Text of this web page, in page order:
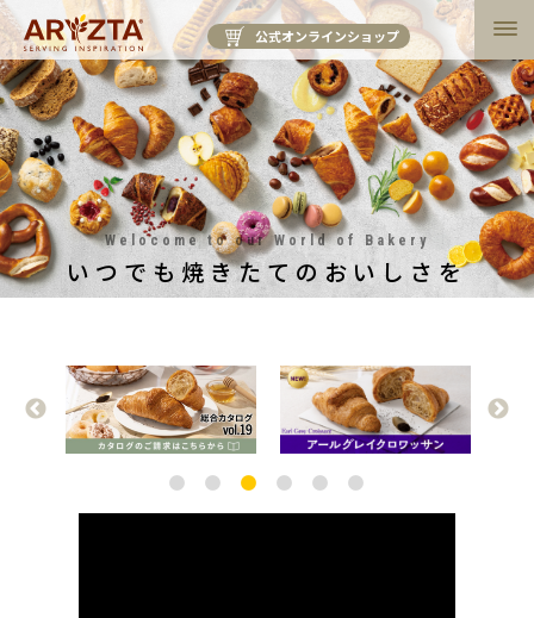
公式オンラインショップ
Welocome to our World of Bakery
いつでも焼きたてのおいしさを